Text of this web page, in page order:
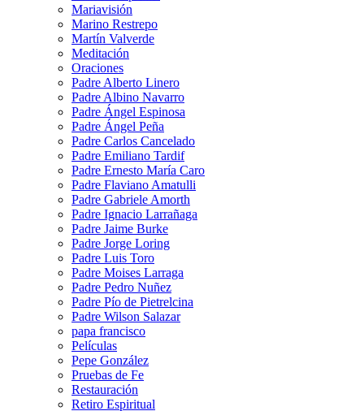
Mariavisión
Marino Restrepo
Martín Valverde
Meditación
Oraciones
Padre Alberto Linero
Padre Albino Navarro
Padre Ángel Espinosa
Padre Ángel Peña
Padre Carlos Cancelado
Padre Emiliano Tardif
Padre Ernesto María Caro
Padre Flaviano Amatulli
Padre Gabriele Amorth
Padre Ignacio Larrañaga
Padre Jaime Burke
Padre Jorge Loring
Padre Luis Toro
Padre Moises Larraga
Padre Pedro Nuñez
Padre Pío de Pietrelcina
Padre Wilson Salazar
papa francisco
Películas
Pepe González
Pruebas de Fe
Restauración
Retiro Espiritual